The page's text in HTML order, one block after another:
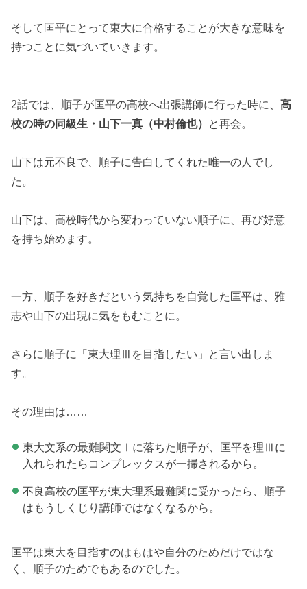
そして匡平にとって東大に合格することが大きな意味を
持つことに気づいていきます。
2話では、順子が匡平の高校へ出張講師に行った時に、高
校の時の同級生・山下一真（中村倫也）
と再会。
山下は元不良で、順子に告白してくれた唯一の人でし
た。
山下は、高校時代から変わっていない順子に、再び好意
を持ち始めます。
一方、順子を好きだという気持ちを自覚した匡平は、雅
志や山下の出現に気をもむことに。
さらに順子に「東大理Ⅲを目指したい」と言い出しま
す。
その理由は……
東大文系の最難関文Ⅰに落ちた順子が、匡平を理Ⅲに
入れられたらコンプレックスが一掃されるから。
不良高校の匡平が東大理系最難関に受かったら、順子
はもうしくじり講師ではなくなるから。
匡平は東大を目指すのはもはや自分のためだけではな
く、順子のためでもあるのでした。